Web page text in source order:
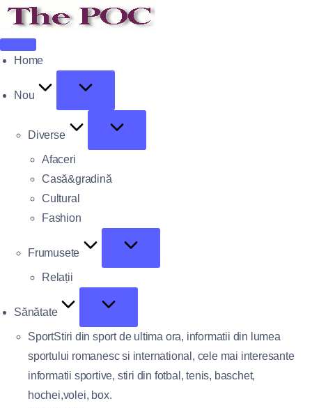
Home
Nou
Diverse
Afaceri
Casă&gradină
Cultural
Fashion
Frumusete
Relații
Sănătate
SportStiri din sport de ultima ora, informatii din lumea
sportului romanesc si international, cele mai interesante
informatii sportive, stiri din fotbal, tenis, baschet,
hochei,volei, box.